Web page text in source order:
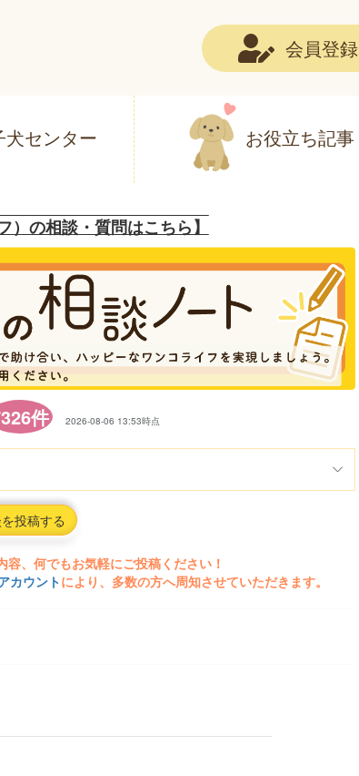
会員登録
犬センター お役立ち記事
）の相談・質問はこちら】
件 2026-08-06 13:53時点
投稿する
、何でもお気軽にご投稿ください！
カウントにより、多数の方へ周知させていただきます。